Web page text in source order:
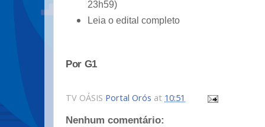
23h59)
Leia o edital completo
Por G1
TV OÁSIS Portal Orós at 10:51
Nenhum comentário: